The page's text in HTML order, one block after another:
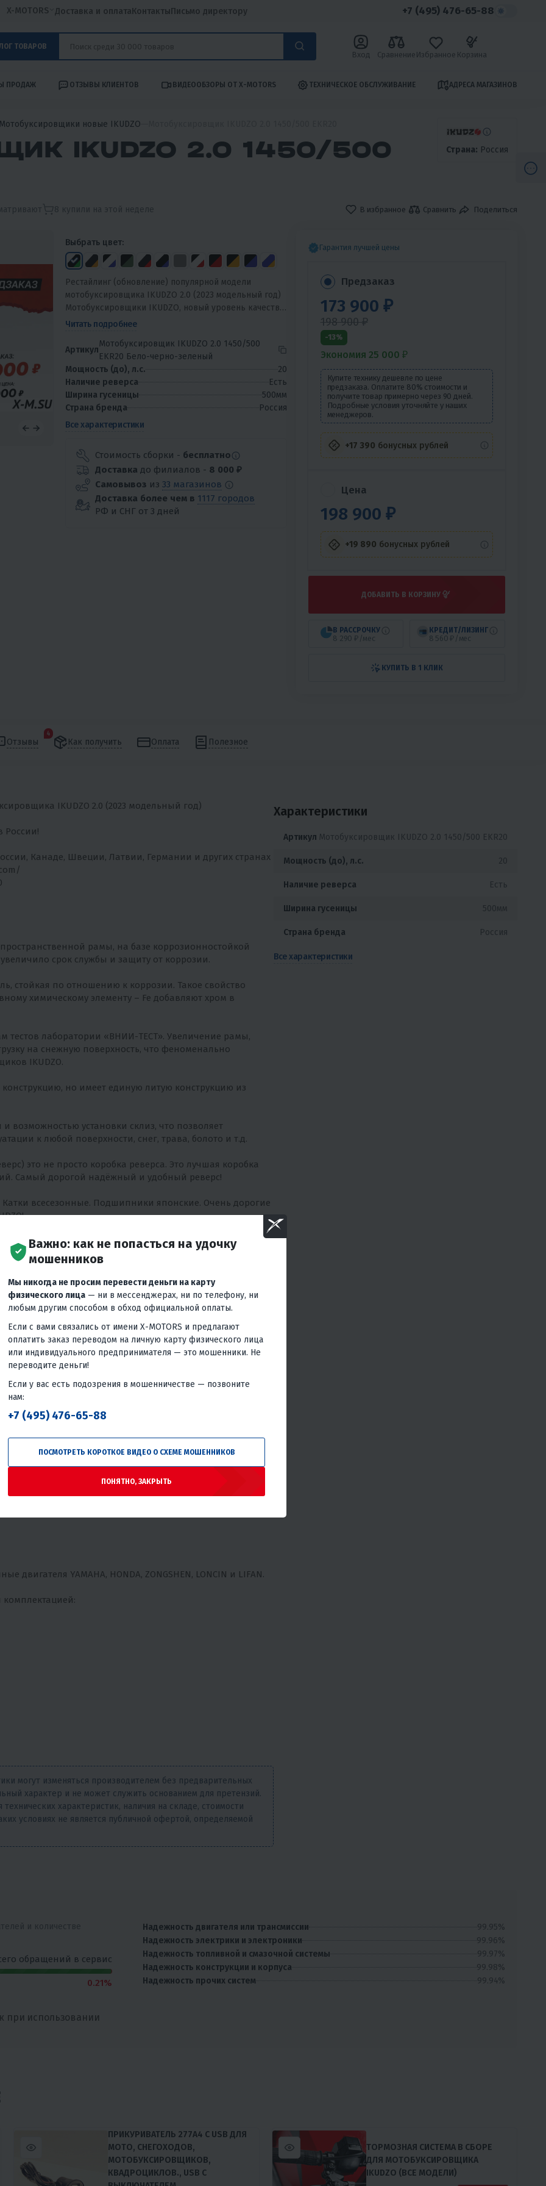
X-MOTORS Доставка и оплатаКонтактыПисьмо директору +7 (495) 476-65-88
ТОВАРОВ
Вход Сравнение Избранное Корзина
ПРОДАЖ ОТЗЫВЫ КЛИЕНТОВ ВИДЕООБЗОРЫ ОТ X-MOTORS ТЕХНИЧЕСКОЕ ОБСЛУЖИВАНИЕ АДРЕСА МАГАЗИНОВ
Мотобуксировщики новые IKUDZO
IKUDZO 2.0 1450/500
Страна: Россия
8 купили на этой неделе В избранное Сравнить Поделиться
Выбрать цвет:
Рестайлинг (обновление) популярной модели
мотобуксировщика IKUDZO 2.0 (2023 модельный год)
Мотобуксировщики IKUDZO, новый уровень качества
в России! IKUDZO – международный бренд,...
Читать подробнее
Артикул
Мотобуксировщик IKUDZO 2.0 1450/500
EKR20 Бело-черно-зеленый
Мощность (до), л.с.
20
Наличие реверса
Есть
Ширина гусеницы
500мм
Страна бренда
Россия
Все характеристики
Стоимость сборки - бесплатно
Доставка до филиалов - 8 000 ₽
Самовывоз из 33 магазинов
Доставка более чем в 1117 городов
РФ и СНГ от 3 дней
Гарантия лучшей цены
Предзаказ
173 900 ₽
198 900 ₽
-13%
Экономия 25 000 ₽
Купите технику дешевле по цене
предзаказа. Оплатите 80% стоимости и
получите товар примерно через 90 дней.
Подробные условия уточняйте у наших
менеджеров.
+17 390 бонусных рублей
Цена
198 900 ₽
+19 890 бонусных рублей
ДОБАВИТЬ В КОРЗИНУ
В РАССРОЧКУ
8 290 ₽/мес
КРЕДИТ/ЛИЗИНГ
8 560 ₽/мес
КУПИТЬ В 1 КЛИК
Отзывы
4
Как получить Оплата Полезное
IKUDZO 2.0 (2023 модельный год)
России!
Канаде, Швеции, Латвии, Германии и других странах
рамы, на базе коррозионностойкой
срок службы и защиту от коррозии.
стойкая по отношению к коррозии. Такое свойство
химическому элементу – Fe добавляют хром в
тестов лаборатории «ВНИИ-ТЕСТ». Увеличение рамы,
на снежную поверхность, что феноменально
IKUDZO.
но имеет единую литую конструкцию из
возможностью установки склиз, что позволяет
к любой поверхности, снег, трава, болото и т.д.
это не просто коробка реверса. Это лучшая коробка
Самый дорогой надёжный и удобный реверс!
Катки всесезонные. Подшипники японские. Очень дорогие
мот буксировщика, не увеличивая его объёмы, что
при стандартных размерах Мотобуксировщики
эргономиченые, мягкие с улучшенной системой
о пользователе как IKUDZO.
двигателя YAMAHA, HONDA, ZONGSHEN, LONCIN и LIFAN.
могут изменяться производителем без предварительных
характер и не может служить основанием для претензий.
характеристик, наличия на складе, стоимости
условиях не является публичной офертой, определяемой
Характеристики
Артикул Мотобуксировщик IKUDZO 2.0 1450/500 EKR20
Мощность (до), л.с. 20
Наличие реверса Есть
Ширина гусеницы 500мм
Страна бренда Россия
Все характеристики
обращений в сервис
0.21%
при использовании
Надежность двигателя или трансмиссии
99.95%
Надежность электрики и электроники
99.96%
Надежность топливной и смазочной системы
99.97%
Надежность конструкции и корпуса
99.98%
Надежность прочих систем
99.94%
ПРИКУРИВАТЕЛЬ 277А4 С USB ДЛЯ
МОТО, СНЕГОХОДОВ,
МОТОБУКСИРОВЩИКОВ,
КВАДРОЦИКЛОВ., USB С
ТОРМОЗНАЯ СИСТЕМА В СБОРЕ
ДЛЯ МОТОБУКСИРОВЩИКА
IKUDZO (ВСЕ МОДЕЛИ)
Важно: как не попасться на удочку
мошенников
Мы никогда не просим перевести деньги на карту
физического лица — ни в мессенджерах, ни по телефону, ни
любым другим способом в обход официальной оплаты.
Если с вами связались от имени X-MOTORS и предлагают
оплатить заказ переводом на личную карту физического лица
или индивидуального предпринимателя — это мошенники. Не
переводите деньги!
Если у вас есть подозрения в мошенничестве — позвоните
нам:
+7 (495) 476-65-88
ПОСМОТРЕТЬ КОРОТКОЕ ВИДЕО О СХЕМЕ МОШЕННИКОВ
ПОНЯТНО, ЗАКРЫТЬ